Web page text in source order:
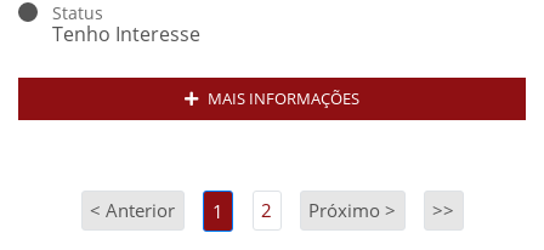
Status
Tenho Interesse
MAIS INFORMAÇÕES
< Anterior 1 2 Próximo > >>